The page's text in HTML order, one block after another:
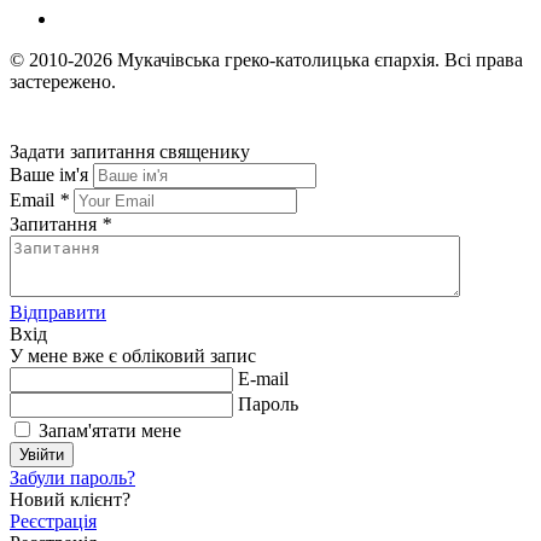
© 2010-2026 Мукачівська греко-католицька єпархія. Всі права
застережено.
Задати запитання священику
Ваше ім'я
Email *
Запитання *
Відправити
Вхід
У мене вже є обліковий запис
E-mail
Пароль
Запам'ятати мене
Увійти
Забули пароль?
Новий клієнт?
Реєстрація